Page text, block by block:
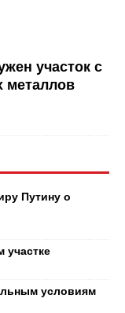
участок с
металлов
Путину о
участке
условиям